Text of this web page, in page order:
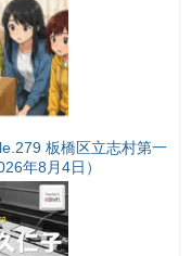
板橋区立志村第一
年8月4日）